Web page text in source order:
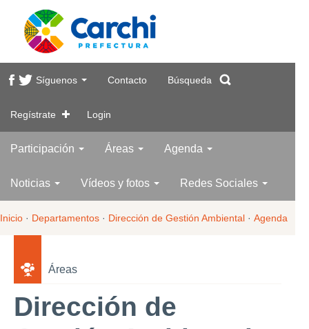
Síguenos Contacto Búsqueda
Regístrate Login
Participación Áreas Agenda
Noticias Vídeos y fotos Redes Sociales
Inicio · Departamentos · Dirección de Gestión Ambiental · Agenda
Áreas
Dirección de